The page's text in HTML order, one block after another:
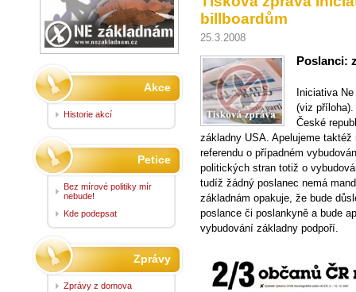
billboardům
25.3.2008
Poslanci:
Iniciativa
(viz
České
základny USA. Apelujeme
referendu o případném
politických stran totiž o
tudíž žádný poslanec nemá
základnám opakuje, že bude
poslance či poslankyně a bude
vybudování základny podpoří.
Akce
Historie akcí
Petice
Bez mírové politiky mír
nebude!
Kde podepsat
Zprávy
Zprávy z domova